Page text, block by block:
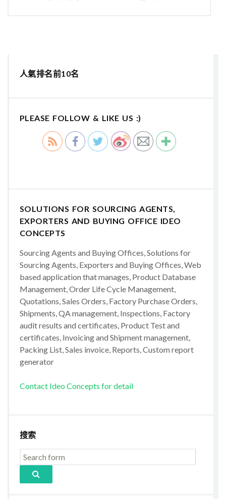
人氣排名前10名
PLEASE FOLLOW & LIKE US :)
SOLUTIONS FOR SOURCING AGENTS,
EXPORTERS AND BUYING OFFICE IDEO
CONCEPTS
Sourcing Agents and Buying Offices, Solutions for
Sourcing Agents, Exporters and Buying Offices, Web
based application that manages, Product Database
Management, Order Life Cycle Management,
Quotations, Sales Orders, Factory Purchase Orders,
Shipments, QA management, Inspections, Factory
audit results and certificates, Product Test and
certificates, Invoicing and Shipment management,
Packing List, Sales invoice, Reports, Custom report
generator
Contact Ideo Concepts for detail
搜索